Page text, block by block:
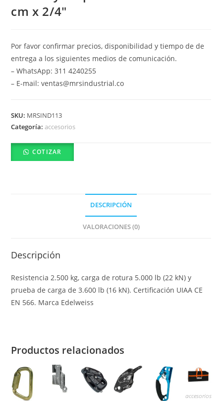
cm x 2/4″
Por favor confirmar precios, disponibilidad y tiempo de de
entrega a los siguientes medios de comunicación.
– WhatsApp: 311 4240255
– E-mail: ventas@mrsindustrial.co
SKU: MRSIND113
Categoría:accesorios
COTIZAR
DESCRIPCIÓN
VALORACIONES (0)
Descripción
Resistencia 2.500 kg, carga de rotura 5.000 lb (22 kN) y
prueba de carga de 3.600 lb (16 kN). Certificación UIAA CE
EN 566. Marca Edelweiss
Productos relacionados
accesorios